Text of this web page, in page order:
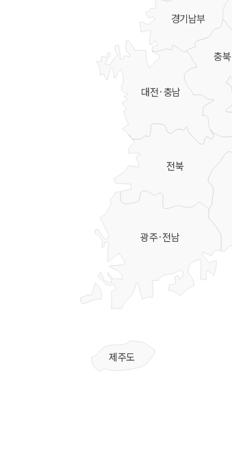
충북
대전·충남
전북
광주·전남
제주도
경기남부